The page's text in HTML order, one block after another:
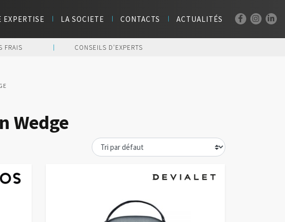
EXPERTISE LA SOCIETE CONTACTS ACTUALITÉS
FRAIS CONSEILS D'EXPERTS
Wedge